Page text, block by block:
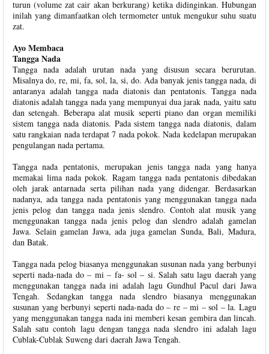
turun (volume zat cair akan berkurang) ketika didinginkan. Hubungan
inilah yang dimanfaatkan oleh termometer untuk mengukur suhu suatu
zat.
Ayo Membaca
Tangga Nada
Tangga nada adalah urutan nada yang disusun secara berurutan.
Misalnya do, re, mi, fa, sol, la, si, do. Ada banyak jenis tangga nada, di
antaranya adalah tangga nada diatonis dan pentatonis. Tangga nada
diatonis adalah tangga nada yang mempunyai dua jarak nada, yaitu satu
dan setengah. Beberapa alat musik seperti piano dan organ memiliki
sistem tangga nada diatonis. Pada sistem tangga nada diatonis, dalam
satu rangkaian nada terdapat 7 nada pokok. Nada kedelapan merupakan
pengulangan nada pertama.
Tangga nada pentatonis, merupakan jenis tangga nada yang hanya
memakai lima nada pokok. Ragam tangga nada pentatonis dibedakan
oleh jarak antarnada serta pilihan nada yang didengar. Berdasarkan
nadanya, ada tangga nada pentatonis yang menggunakan tangga nada
jenis pelog dan tangga nada jenis slendro. Contoh alat musik yang
menggunakan tangga nada jenis pelog dan slendro adalah gamelan
Jawa. Selain gamelan Jawa, ada juga gamelan Sunda, Bali, Madura,
dan Batak.
Tangga nada pelog biasanya menggunakan susunan nada yang berbunyi
seperti nada-nada do – mi – fa- sol – si. Salah satu lagu daerah yang
menggunakan tangga nada ini adalah lagu Gundhul Pacul dari Jawa
Tengah. Sedangkan tangga nada slendro biasanya menggunakan
susunan yang berbunyi seperti nada-nada do – re – mi – sol – la. Lagu
yang menggunakan tangga nada ini memberi kesan gembira dan lincah.
Salah satu contoh lagu dengan tangga nada slendro ini adalah lagu
Cublak-Cublak Suweng dari daerah Jawa Tengah.